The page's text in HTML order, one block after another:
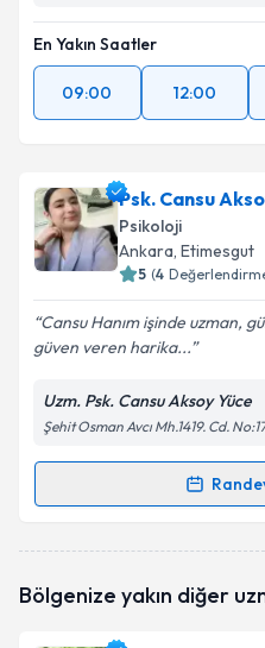
En Yakın Saatler
09:00 12:00
Psk. Cansu
Psikoloji
Ankara, Etimesgut
5 (4
Cansu Hanım işinde uzman,
güven veren harika...
Uzm. Psk. Cansu Aksoy Yüce
Şehit Osman Avcı Mh.1419. Cd.
Randevu Takvimi
oluşturun. Size bu
Bölgenize yakın diğer